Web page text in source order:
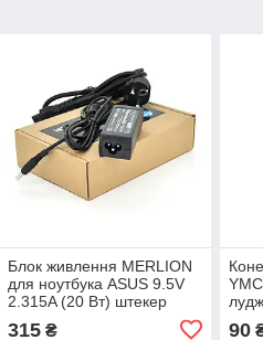
Блок живлення MERLION
для ноутбука ASUS 9.5V
2.315A (20 Вт) штекер
4.8*1.7мм, довжина 0,9м +
315₴ 90